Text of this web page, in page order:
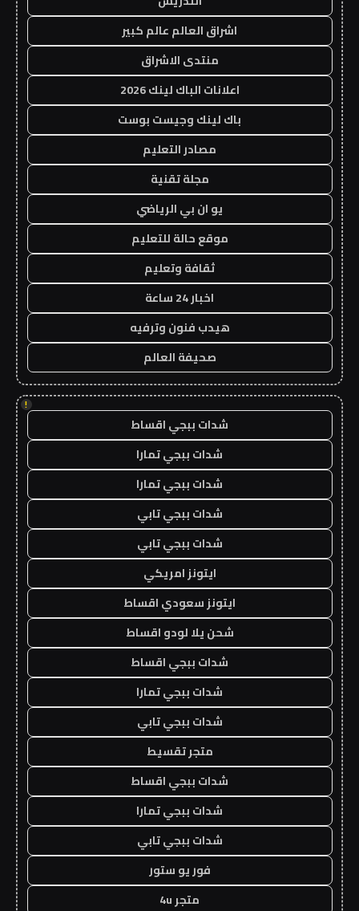
اشراق العالم عالم كبير
منتدى الاشراق
اعلانات الباك لينك 2026
باك لينك وجيست بوست
مصادر التعليم
مجلة تقنية
يو ان بي الرياضي
موقع حالة للتعليم
ثقافة وتعليم
اخبار 24 ساعة
هيدب فنون وترفيه
صحيفة العالم
!
شدات ببجي اقساط
شدات ببجي تمارا
شدات ببجي تمارا
شدات ببجي تابي
شدات ببجي تابي
ايتونز امريكي
ايتونز سعودي اقساط
شحن يلا لودو اقساط
شدات ببجي اقساط
شدات ببجي تمارا
شدات ببجي تابي
متجر تقسيط
شدات ببجي اقساط
شدات ببجي تمارا
شدات ببجي تابي
فور يو ستور
متجر 4u